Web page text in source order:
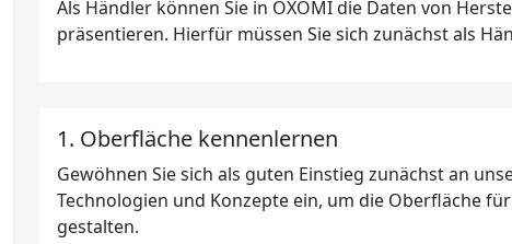
Als Händler können Sie in OXOMI die Daten von
präsentieren. Hierfür müssen Sie sich zunächst als
1. Oberfläche kennenlernen
Gewöhnen Sie sich als guten Einstieg zunächst an
Technologien und Konzepte ein, um die Oberfläche
gestalten.